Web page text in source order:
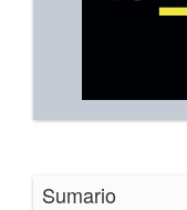
Sumario